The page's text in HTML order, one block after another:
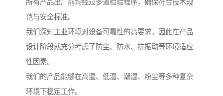
所有产品出厂前均经过多道检验程序，确保符合技术规
范与安全标准。
我们深知工业环境对设备可靠性的高要求，因此在产品
设计阶段就充分考虑了防尘、防水、抗振动等环境适应
性因素。
我们的产品能够在高温、低温、潮湿、粉尘等多种复杂
环境下稳定工作。